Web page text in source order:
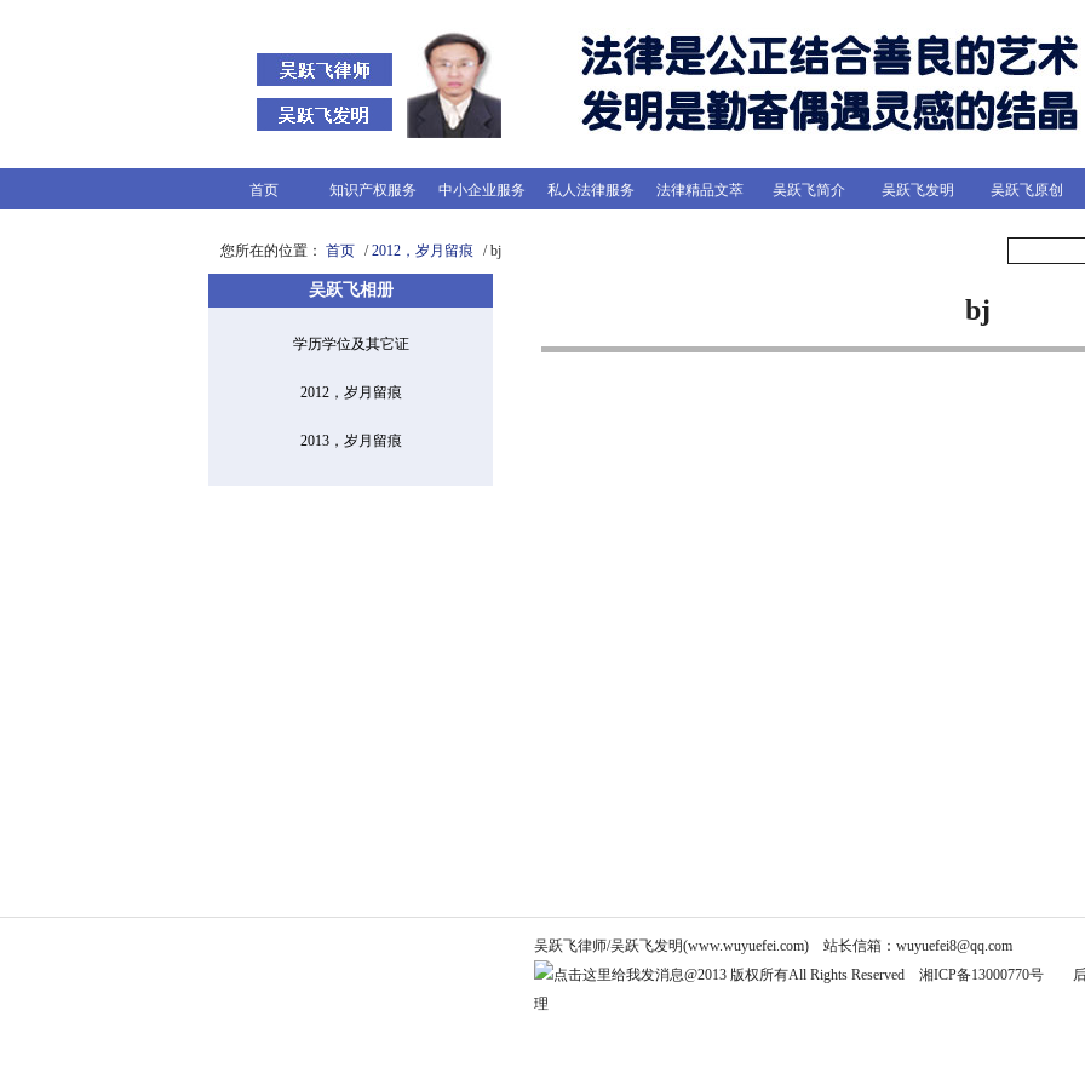
首页 知识产权服务 中小企业服务 私人法律服务 法律精品文萃 吴跃飞简介 吴跃飞发明 吴跃飞原创
您所在的位置： 首页 /2012，岁月留痕 / bj
吴跃飞相册
学历学位及其它证
2012，岁月留痕
2013，岁月留痕
bj
吴跃飞律师/吴跃飞发明(www.wuyuefei.com) 站长信箱：wuyuefei8@qq.com
@2013 版权所有All Rights Reserved 湘ICP备13000770号
理